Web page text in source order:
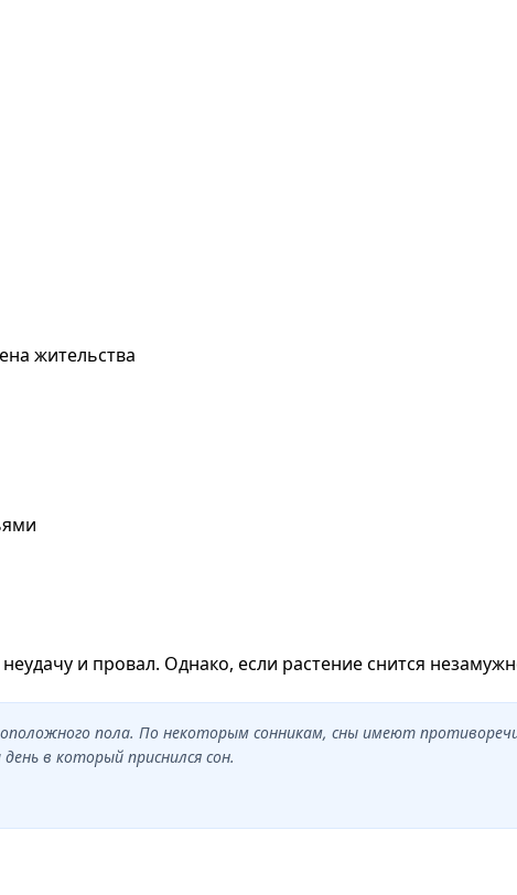
жительства
и провал. Однако, если растение снится
пола. По некоторым сонникам, сны имеют
в который приснился сон.